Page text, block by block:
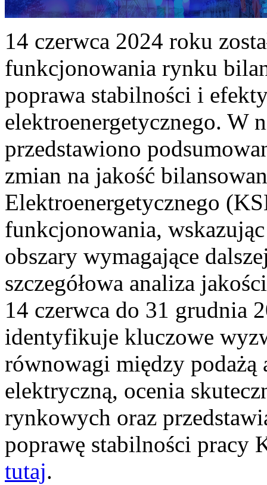
14 czerwca 2024 roku
funkcjonowania rynku
poprawa stabilności i
elektroenergetycznego. W
przedstawiono
zmian na jakość
Elektroenergetycznego
funkcjonowania,
obszary wymagające
szczegółowa analiza
14 czerwca do 31 grudnia
identyfikuje kluczowe
równowagi między podażą
elektryczną, ocenia
rynkowych oraz
poprawę stabilności pracy
tutaj.